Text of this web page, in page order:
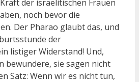
der israelitischen Frauen
noch bevor die
Der Pharao glaubt das, und
der
listiger Widerstand! Und,
bewundere, sie sagen nicht
Satz: Wenn wir es nicht tun,